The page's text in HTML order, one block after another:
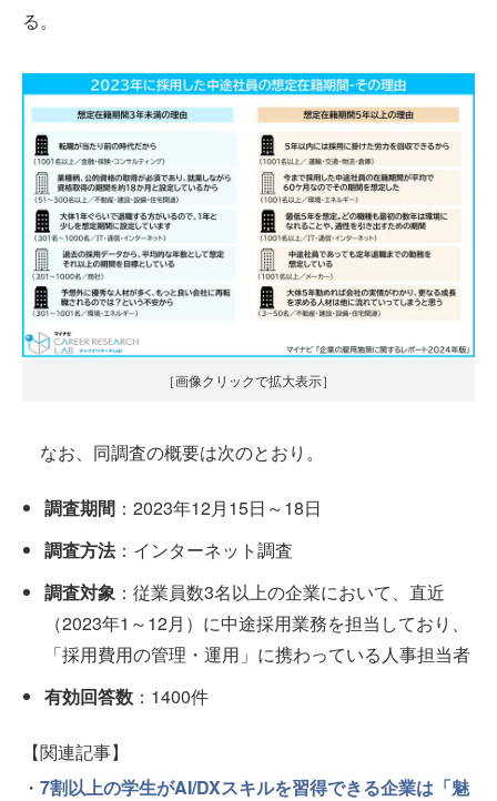
る。
［画像クリックで拡大表示］
なお、同調査の概要は次のとおり。
調査期間 ：2023年12月15日～18日​
調査方法：インターネット調査
調査対象 ：従業員数3名以上の企業において、直近
（2023年1～12月）に中途採用業務を担当しており、​
「採用費用の管理・運用」に携わっている人事担当者​
有効回答数 ：1400件
【関連記事】
・ 7割以上の学生がAI/DXスキルを習得できる企業は「魅